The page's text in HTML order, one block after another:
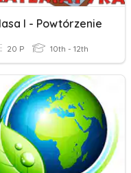
I - Powtórzenie
20 P 10th - 12th